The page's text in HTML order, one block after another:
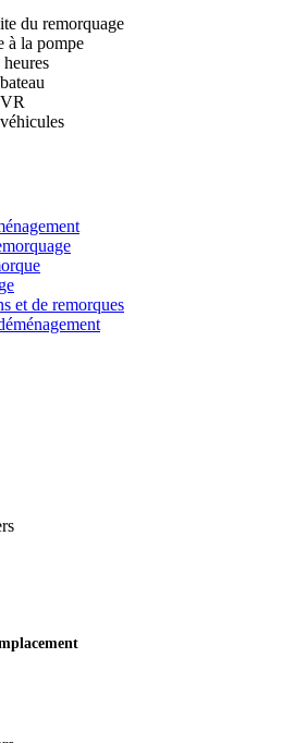
du remorquage
à la pompe
et de remorques